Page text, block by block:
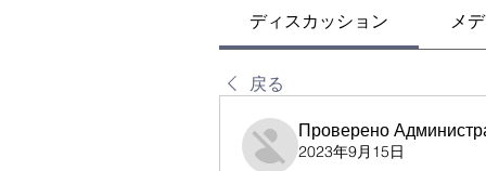
ディスカッション メ
戻る
Проверено
2023年9月15日